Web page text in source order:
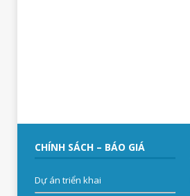
CHÍNH SÁCH – BÁO GIÁ
Dự án triển khai